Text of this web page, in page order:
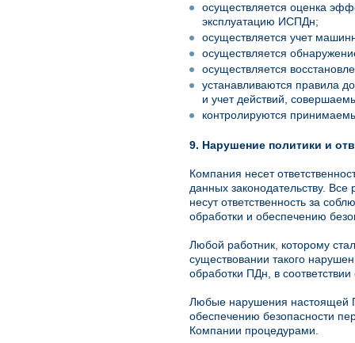
осуществляется оценка
эксплуатацию ИСПДн;
осуществляется учет
осуществляется
осуществляется
устанавливаются правила
и учет действий,
контролируются
9. Нарушение политики и
Компания несет
данных законодательству.
несут ответственность за
обработки и обеспечению
Любой работник, которому
существовании такого
обработки ПДн, в
Любые нарушения настоящей
обеспечению безопасности
Компании процедурами.